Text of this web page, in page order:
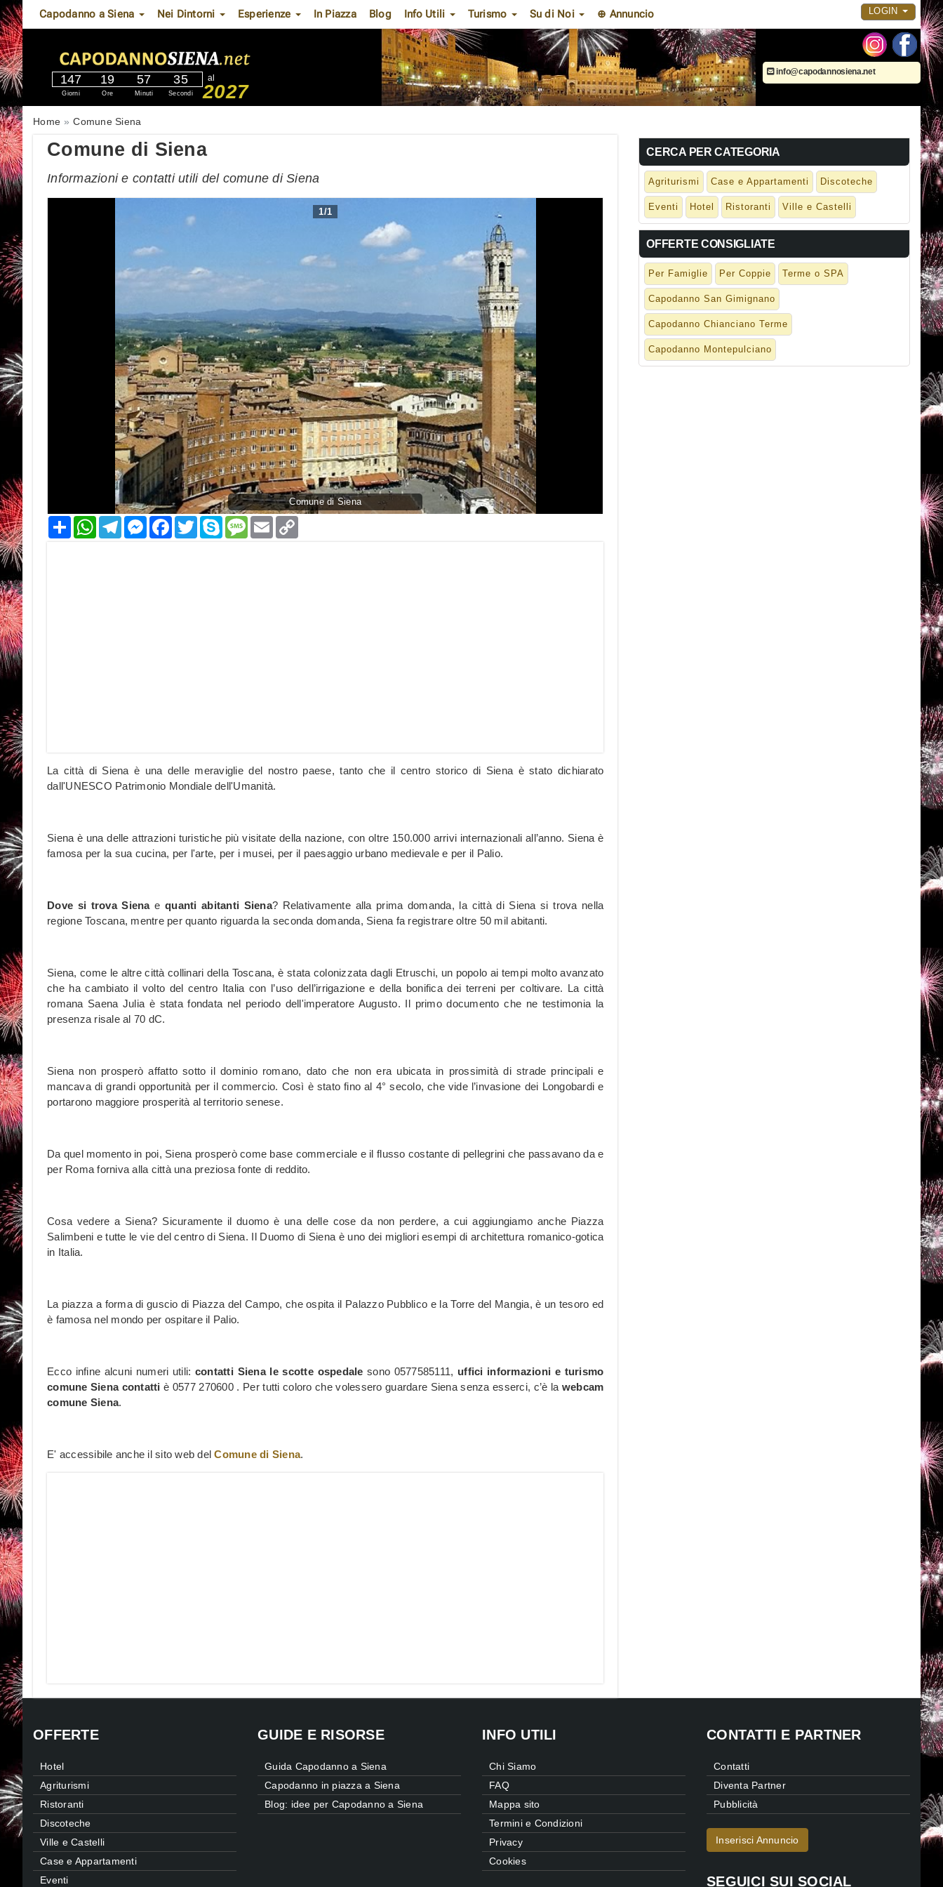
Capodanno a Siena Nei Dintorni Esperienze In Piazza Blog Info Utili Turismo Su di Noi ⊕ Annuncio LOGIN
147
Giorni
19
Ore
57
Minuti
34
Secondi
al
2027
info@capodannosiena.net
Home Comune Siena
Comune di Siena
Informazioni e contatti utili del comune di Siena
1/1
Comune di Siena
CondividiWhatsAppTelegramMessenger
Facebook
TwitterSkypeMessage
Email
La città di Siena è una delle meraviglie del nostro paese, tanto che il centro storico di Siena è stato dichiarato
dall'UNESCO Patrimonio Mondiale dell'Umanità.
Siena è una delle attrazioni turistiche più visitate della nazione, con oltre 150.000 arrivi internazionali all’anno. Siena è
famosa per la sua cucina, per l'arte, per i musei, per il paesaggio urbano medievale e per il Palio.
Dove si trova Sienaequanti abitanti Siena? Relativamente alla prima domanda, la città di Siena si trova nella
regione Toscana, mentre per quanto riguarda la seconda domanda, Siena fa registrare oltre 50 mil abitanti.
Siena, come le altre città collinari della Toscana, è stata colonizzata dagli Etruschi, un popolo ai tempi molto avanzato
che ha cambiato il volto del centro Italia con l’uso dell’irrigazione e della bonifica dei terreni per coltivare. La città
romana Saena Julia è stata fondata nel periodo dell'imperatore Augusto. Il primo documento che ne testimonia la
presenza risale al 70 dC.
Siena non prosperò affatto sotto il dominio romano, dato che non era ubicata in prossimità di strade principali e
mancava di grandi opportunità per il commercio. Così è stato fino al 4° secolo, che vide l’invasione dei Longobardi e
portarono maggiore prosperità al territorio senese.
Da quel momento in poi, Siena prosperò come base commerciale e il flusso costante di pellegrini che passavano da e
per Roma forniva alla città una preziosa fonte di reddito.
Cosa vedere a Siena? Sicuramente il duomo è una delle cose da non perdere, a cui aggiungiamo anche Piazza
Salimbeni e tutte le vie del centro di Siena. Il Duomo di Siena è uno dei migliori esempi di architettura romanico-gotica
in Italia.
La piazza a forma di guscio di Piazza del Campo, che ospita il Palazzo Pubblico e la Torre del Mangia, è un tesoro ed
è famosa nel mondo per ospitare il Palio.
Ecco infine alcuni numeri utili: contatti Siena le scotte ospedalesono 0577585111, uffici informazioni e turismo
comune Siena contatti è 0577 270600 . Per tutti coloro che volessero guardare Siena senza esserci, c’è la webcam
comune Siena.
E' accessibile anche il sito web delComune di Siena.
CERCA PER CATEGORIA
Agriturismi Case e Appartamenti Discoteche
Eventi Hotel Ristoranti Ville e Castelli
OFFERTE CONSIGLIATE
Per Famiglie Per Coppie Terme o SPA
Capodanno San Gimignano
Capodanno Chianciano Terme
Capodanno Montepulciano
OFFERTE
Hotel
Agriturismi
Ristoranti
Discoteche
Ville e Castelli
Case e Appartamenti
Eventi
GUIDE E RISORSE
Guida Capodanno a Siena
Capodanno in piazza a Siena
Blog: idee per Capodanno a Siena
INFO UTILI
Chi Siamo
FAQ
Mappa sito
Termini e Condizioni
Privacy
Cookies
CONTATTI E PARTNER
Contatti
Diventa Partner
Pubblicità
Inserisci Annuncio
SEGUICI SUI SOCIAL